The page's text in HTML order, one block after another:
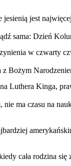
jesienią jest
sama: Dzień
w czwarty
z Bożym
Luthera Kinga,
nie ma czasu na
cała rodzina